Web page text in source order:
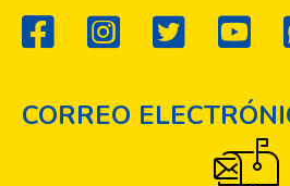
CORREO